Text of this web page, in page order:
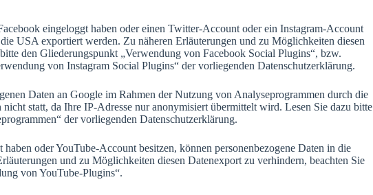
eingeloggt haben oder einen Twitter-Account oder ein Instagram-Account
USA exportiert werden. Zu näheren Erläuterungen und zu Möglichkeiten diesen
den Gliederungspunkt „Verwendung von Facebook Social Plugins“, bzw.
von Instagram Social Plugins“ der vorliegenden Datenschutzerklärung.
Daten an Google im Rahmen der Nutzung von Analyseprogrammen durch die
statt, da Ihre IP-Adresse nur anonymisiert übermittelt wird. Lesen Sie dazu bitte
der vorliegenden Datenschutzerklärung.
oder YouTube-Account besitzen, können personenbezogene Daten in die
und zu Möglichkeiten diesen Datenexport zu verhindern, beachten Sie
von YouTube-Plugins“.